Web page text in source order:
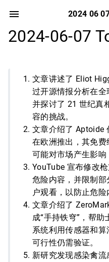
2024 06
2024-06-07
文章讲述了 Eliot
过开源情报分析在全
并探讨了 21 世纪真
容的挑战。
文章介绍了 Aptoide
在欧洲推出，其免
可能对市场产生影响
YouTube 宣布修改
危险内容，并限制
户观看，以防止危险
文章介绍了
成“手持铁穹”，帮
系统利用传感器和
可行性仍需验证。
新研究发现感染禽